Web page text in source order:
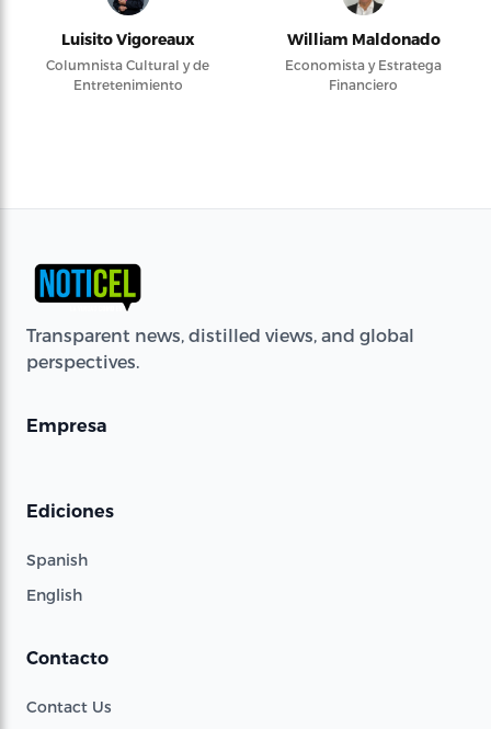
Luisito Vigoreaux
Columnista Cultural y de
Entretenimiento
William Maldonado
Economista y Estratega
Financiero
Transparent news, distilled views, and global
perspectives.
Empresa
Ediciones
Spanish
English
Contacto
Contact Us